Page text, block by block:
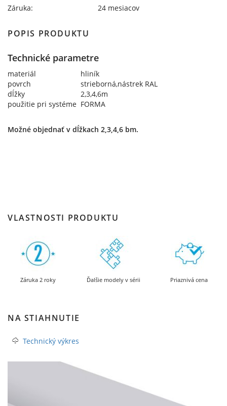
Záruka:
24 mesiacov
POPIS PRODUKTU
Technické parametre
materiál
hliník
povrch
strieborná,nástrek RAL
dĺžky
2,3,4,6m
použitie pri systéme FORMA
Možné objednať v dĺžkach 2,3,4,6 bm.
VLASTNOSTI PRODUKTU
Záruka 2 roky Ďalšie modely v sérii Priaznivá cena
NA STIAHNUTIE
Technický výkres